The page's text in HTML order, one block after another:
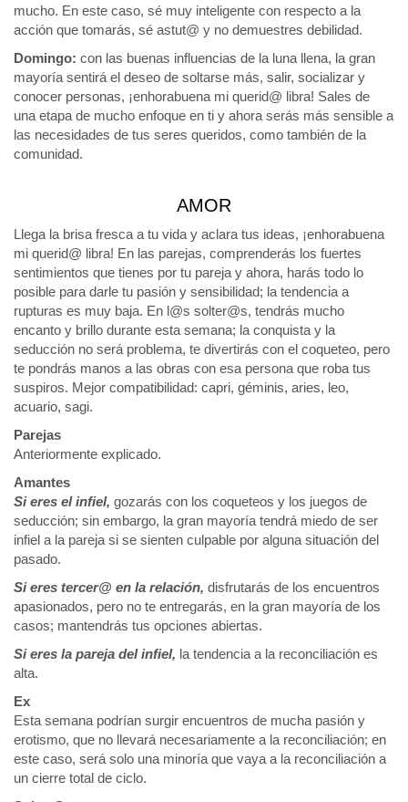
mucho. En este caso, sé muy inteligente con respecto a la
acción que tomarás, sé astut@ y no demuestres debilidad.
Domingo: con las buenas influencias de la luna llena, la gran
mayoría sentirá el deseo de soltarse más, salir, socializar y
conocer personas, ¡enhorabuena mi querid@ libra! Sales de
una etapa de mucho enfoque en ti y ahora serás más sensible a
las necesidades de tus seres queridos, como también de la
comunidad.
AMOR
Llega la brisa fresca a tu vida y aclara tus ideas, ¡enhorabuena
mi querid@ libra! En las parejas, comprenderás los fuertes
sentimientos que tienes por tu pareja y ahora, harás todo lo
posible para darle tu pasión y sensibilidad; la tendencia a
rupturas es muy baja. En l@s solter@s, tendrás mucho
encanto y brillo durante esta semana; la conquista y la
seducción no será problema, te divertirás con el coqueteo, pero
te pondrás manos a las obras con esa persona que roba tus
suspiros. Mejor compatibilidad: capri, géminis, aries, leo,
acuario, sagi.
Parejas
Anteriormente explicado.
Amantes
Si eres el infiel, gozarás con los coqueteos y los juegos de
seducción; sin embargo, la gran mayoría tendrá miedo de ser
infiel a la pareja si se sienten culpable por alguna situación del
pasado.
Si eres tercer@ en la relación, disfrutarás de los encuentros
apasionados, pero no te entregarás, en la gran mayoría de los
casos; mantendrás tus opciones abiertas.
Si eres la pareja del infiel, la tendencia a la reconciliación es
alta.
Ex
Esta semana podrían surgir encuentros de mucha pasión y
erotismo, que no llevará necesariamente a la reconciliación; en
este caso, será solo una minoría que vaya a la reconciliación a
un cierre total de ciclo.